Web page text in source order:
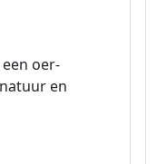
oer-
en